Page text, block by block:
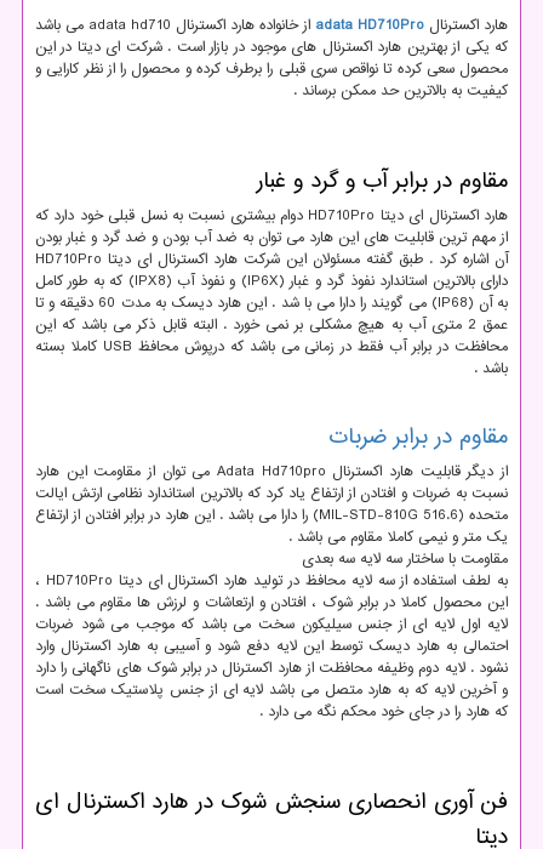
هارد اکسترنال adata HD710Pro
از خانواده هارد اکسترنال adata hd710 می باشد
که یکی از بهترین هارد اکسترنال های موجود در بازار است . شرکت ای دیتا در این
محصول سعی کرده تا نواقص سری قبلی را برطرف کرده و محصول را از نظر کارایی و
کیفیت به بالاترین حد ممکن برساند .
مقاوم در برابر آب و گرد و غبار
هارد اکسترنال ای دیتا HD710Pro دوام بیشتری نسبت به نسل قبلی خود دارد که
از مهم ترین قابلیت های این هارد می توان به ضد آب بودن و ضد گرد و غبار بودن
آن اشاره کرد . طبق گفته مسئولان این شرکت هارد اکسترنال ای دیتا HD710Pro
دارای بالاترین استاندارد نفوذ گرد و غبار (IP6X) و نفوذ آب (IPX8) که به طور کامل
به آن (IP68) می گویند را دارا می با شد . این هارد دیسک به مدت 60 دقیقه و تا
عمق 2 متری آب به هیچ مشکلی بر نمی خورد . البته قابل ذکر می باشد که این
محافظت در برابر آب فقط در زمانی می باشد که درپوش محافظ USB کاملا بسته
باشد .
مقاوم در برابر ضربات
از دیگر قابلیت هارد اکسترنال Adata Hd710pro می توان از مقاومت این هارد
نسبت به ضربات و افتادن از ارتفاع یاد کرد که بالاترین استاندارد نظامی ارتش ایالت
متحده (MIL-STD-810G 516.6) را دارا می باشد . این هارد در برابر افتادن از ارتفاع
یک متر و نیمی کاملا مقاوم می باشد .
مقاومت با ساختار سه لایه سه بعدی
به لطف استفاده از سه لایه محافظ در تولید هارد اکسترنال ای دیتا HD710Pro ،
این محصول کاملا در برابر شوک ، افتادن و ارتعاشات و لرزش ها مقاوم می باشد .
لایه اول لایه ای از جنس سیلیکون سخت می باشد که موجب می شود ضربات
احتمالی به هارد دیسک توسط این لایه دفع شود و آسیبی به هارد اکسترنال وارد
نشود . لایه دوم وظیفه محافظت از هارد اکسترنال در برابر شوک های ناگهانی را دارد
و آخرین لایه که به هارد متصل می باشد لایه ای از جنس پلاستیک سخت است
که هارد را در جای خود محکم نگه می دارد .
فن آوری انحصاری سنجش شوک در هارد اکسترنال ای
دیتا